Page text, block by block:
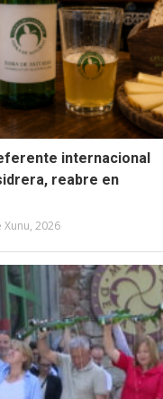
internacional
reabre en
Xunu, 2026